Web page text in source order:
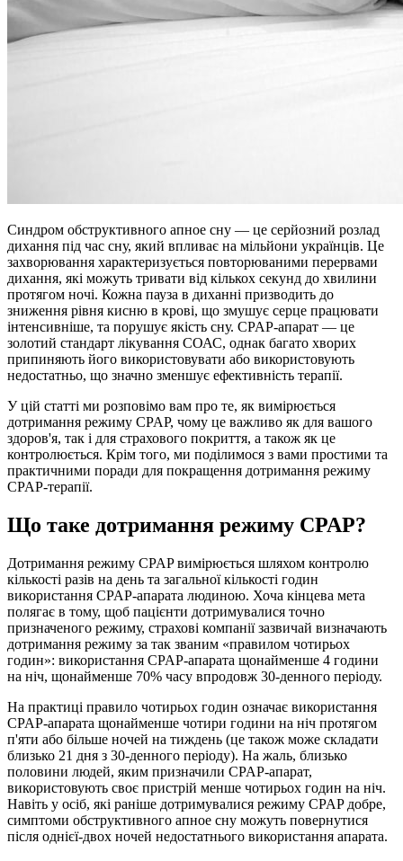
Синдром обструктивного апное сну — це серйозний розлад
дихання під час сну, який впливає на мільйони українців. Це
захворювання характеризується повторюваними перервами
дихання, які можуть тривати від кількох секунд до хвилини
протягом ночі. Кожна пауза в диханні призводить до
зниження рівня кисню в крові, що змушує серце працювати
інтенсивніше, та порушує якість сну. CPAP-апарат — це
золотий стандарт лікування СОАС, однак багато хворих
припиняють його використовувати або використовують
недостатньо, що значно зменшує ефективність терапії.
У цій статті ми розповімо вам про те, як вимірюється
дотримання режиму CPAP, чому це важливо як для вашого
здоров'я, так і для страхового покриття, а також як це
контролюється. Крім того, ми поділимося з вами простими та
практичними поради для покращення дотримання режиму
CPAP-терапії.
Що таке дотримання режиму CPAP?
Дотримання режиму CPAP вимірюється шляхом контролю
кількості разів на день та загальної кількості годин
використання CPAP-апарата людиною. Хоча кінцева мета
полягає в тому, щоб пацієнти дотримувалися точно
призначеного режиму, страхові компанії зазвичай визначають
дотримання режиму за так званим «правилом чотирьох
годин»: використання CPAP-апарата щонайменше 4 години
на ніч, щонайменше 70% часу впродовж 30-денного періоду.
На практиці правило чотирьох годин означає використання
CPAP-апарата щонайменше чотири години на ніч протягом
п'яти або більше ночей на тиждень (це також може складати
близько 21 дня з 30-денного періоду). На жаль, близько
половини людей, яким призначили CPAP-апарат,
використовують своє пристрій менше чотирьох годин на ніч.
Навіть у осіб, які раніше дотримувалися режиму CPAP добре,
симптоми обструктивного апное сну можуть повернутися
після однієї-двох ночей недостатнього використання апарата.